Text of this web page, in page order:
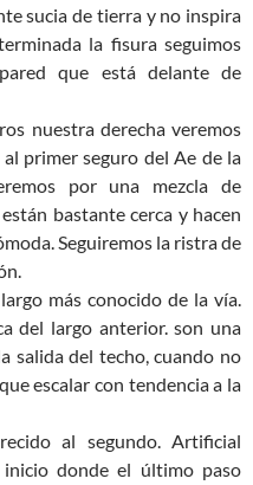
sucia de tierra y no inspira
la fisura seguimos
que está delante de
nuestra derecha veremos
primer seguro del Ae de la
por una mezcla de
bastante cerca y hacen
Seguiremos la ristra de
más conocido de la vía.
del largo anterior. son una
salida del techo, cuando no
escalar con tendencia a la
al segundo. Artificial
donde el último paso